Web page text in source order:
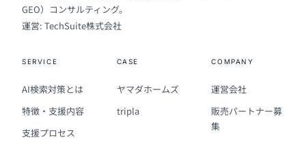
GEO）コンサルティング。
運営: TechSuite株式会社
SERVICE
AI検索対策とは
特徴・支援内容
支援プロセス
CASE
ヤマダホームズ
tripla
COMPANY
運営会社
販売パートナー募
集